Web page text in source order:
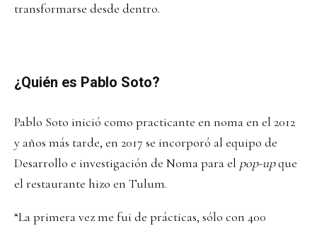
transformarse desde dentro.
¿Quién es Pablo Soto?
Pablo Soto inició como practicante en noma en el 2012
y años más tarde, en 2017 se incorporó al equipo de
Desarrollo e investigación de Noma para el pop-upque
el restaurante hizo en Tulum.
“La primera vez me fui de prácticas, sólo con 400